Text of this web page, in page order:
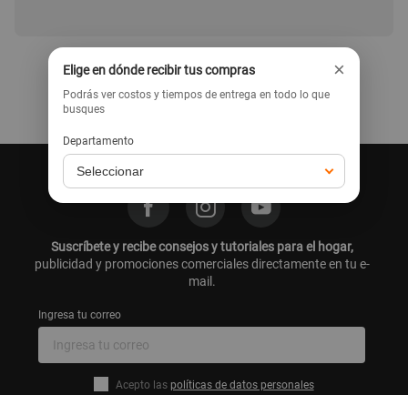
Ir a la home
Síguenos en nuestras redes:
Suscríbete y recibe consejos y tutoriales para el hogar,
publicidad y promociones comerciales directamente en tu e-
mail.
Ingresa tu correo
Acepto las políticas de datos personales
Elige en dónde recibir tus compras ×
Podrás ver costos y tiempos de entrega en todo lo que
busques
Departamento